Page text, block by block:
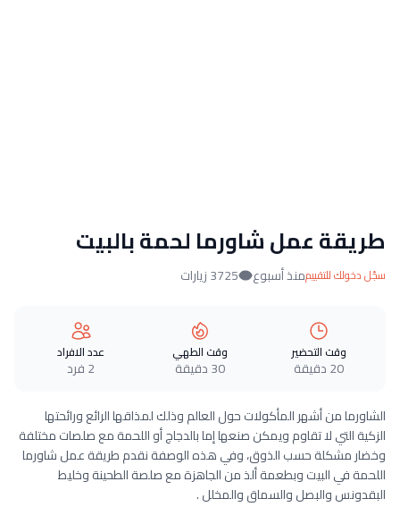
طريقة عمل شاورما لحمة بالبيت
سجّل دخولك للتقييممنذ أسبوع 3725 زيارات
وقت التحضير
20 دقيقة
وقت الطهي
30 دقيقة
عدد الافراد
2 فرد
الشاورما من أشهر المأكولات حول العالم وذلك لمذاقها الرائع ورائحتها
الزكية التي لا تقاوم ويمكن صنعها إما بالدجاج أو اللحمة مع صلصات مختلفة
وخضار مشكلة حسب الذوق، وفي هذه الوصفة نقدم طريقة عمل شاورما
اللحمة في البيت وبطعمة ألذ من الجاهزة مع صلصة الطحينة وخليط
البقدونس والبصل والسماق والمخلل .